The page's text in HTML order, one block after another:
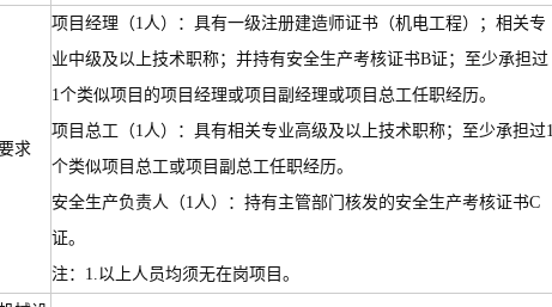
求
项目经理（1人）：具有一级注册建造师证书（机电工程）；相关专
业中级及以上技术职称；并持有安全生产考核证书B证；至少承担过
1个类似项目的项目经理或项目副经理或项目总工任职经历。
项目总工（1人）：具有相关专业高级及以上技术职称；至少承担过1
个类似项目总工或项目副总工任职经历。
安全生产负责人（1人）：持有主管部门核发的安全生产考核证书C
证。
注：1.以上人员均须无在岗项目。